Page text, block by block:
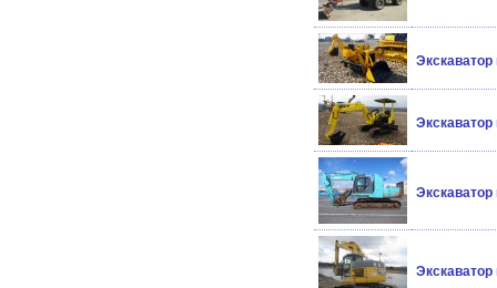
Экскаватор
Экскаватор
Экскаватор
Экскаватор